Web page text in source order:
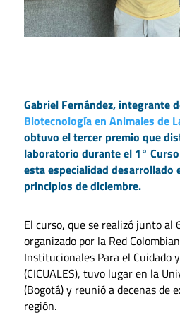
Gabriel Fernández, integrante
Biotecnología en Animales de
obtuvo el tercer premio que
laboratorio durante el 1°
esta especialidad desarrollado
principios de diciembre.
El curso, que se realizó junto al
organizado por la Red
Institucionales Para el Cuidado
(CICUALES), tuvo lugar en la
(Bogotá) y reunió a decenas de
región.